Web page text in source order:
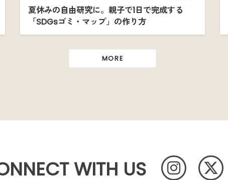
夏休みの自由研究に。親子で1日で完成する
「SDGsゴミ・マップ」の作り方
MORE
WITH US